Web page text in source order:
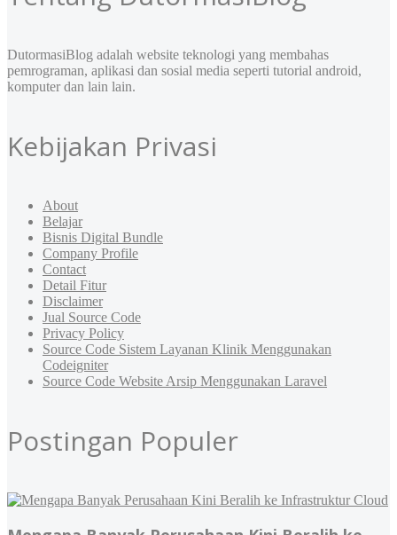
DutormasiBlog adalah website teknologi yang membahas
pemrograman, aplikasi dan sosial media seperti tutorial android,
komputer dan lain lain.
Kebijakan Privasi
About
Belajar
Bisnis Digital Bundle
Company Profile
Contact
Detail Fitur
Disclaimer
Jual Source Code
Privacy Policy
Source Code Sistem Layanan Klinik Menggunakan
Codeigniter
Source Code Website Arsip Menggunakan Laravel
Postingan Populer